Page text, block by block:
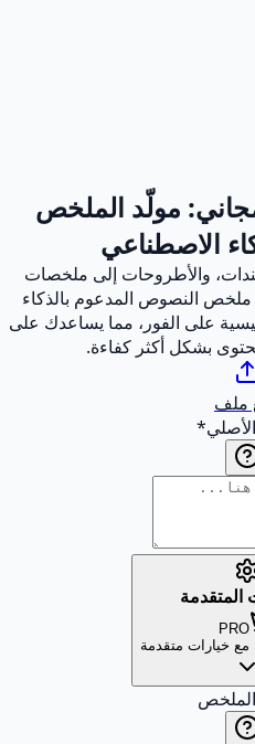
مولّد الملخص
الاصطناعي
والأطروحات إلى ملخصات
النصوص المدعوم بالذكاء
على الفور، مما يساعدك على
بشكل أكثر كفاءة.
ملف
*
المتقدمة
PRO
خيارات متقدمة